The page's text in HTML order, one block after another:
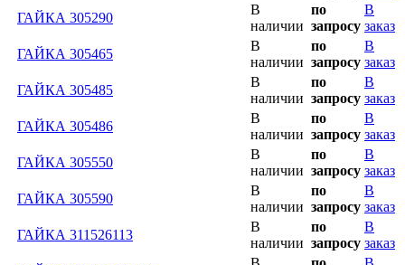
ГАЙКА 305290
В
наличии
по
запросу
В
заказ
ГАЙКА 305465
В
наличии
по
запросу
В
заказ
ГАЙКА 305485
В
наличии
по
запросу
В
заказ
ГАЙКА 305486
В
наличии
по
запросу
В
заказ
ГАЙКА 305550
В
наличии
по
запросу
В
заказ
ГАЙКА 305590
В
наличии
по
запросу
В
заказ
ГАЙКА 311526113
В
наличии
по
запросу
В
заказ